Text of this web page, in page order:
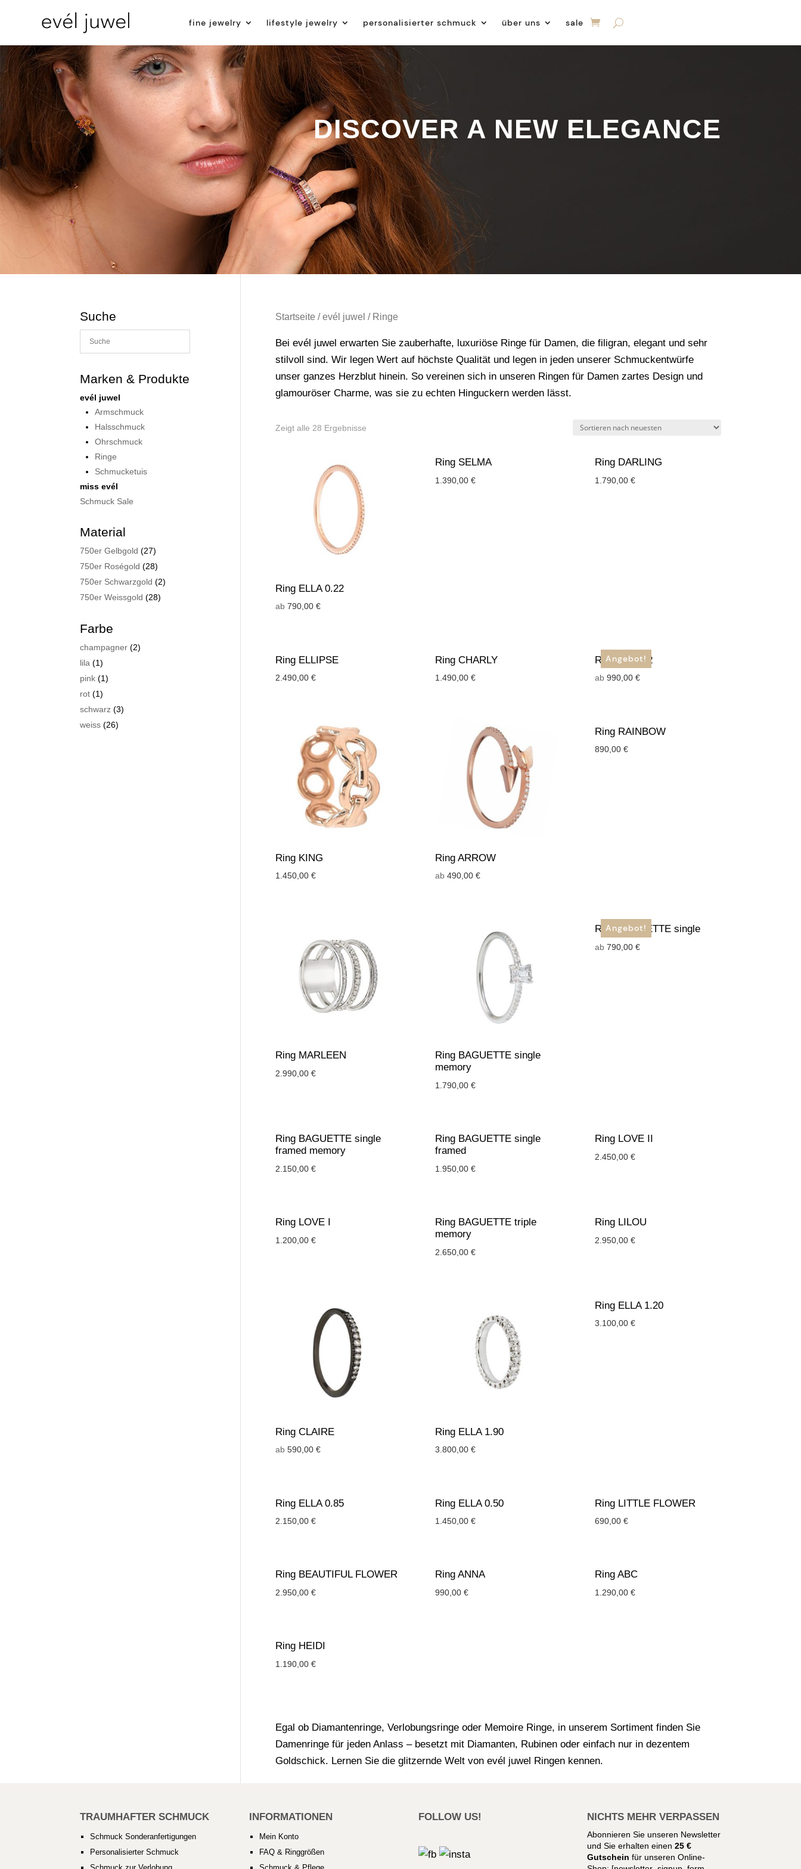
fine jewelry lifestyle jewelry personalisierter schmuck über uns sale
DISCOVER A NEW ELEGANCE
Startseite /evél juwel / Ringe
Bei evél juwel erwarten Sie zauberhafte, luxuriöse Ringe für Damen, die filigran, elegant und sehr
stilvoll sind. Wir legen Wert auf höchste Qualität und legen in jeden unserer Schmuckentwürfe
unser ganzes Herzblut hinein. So vereinen sich in unseren Ringen für Damen zartes Design und
glamouröser Charme, was sie zu echten Hinguckern werden lässt.
Zeigt alle 28 Ergebnisse
Ring ELLA 0.22
ab790,00€
Ring SELMA
1.390,00 €
Ring DARLING
1.790,00 €
Ring ELLIPSE
2.490,00€
Ring CHARLY
1.490,00 €
Angebot!
Ring SILJA 2
ab 990,00 €
Ring KING
1.450,00€
Ring ARROW
ab 490,00 €
Ring RAINBOW
890,00 €
Ring MARLEEN
2.990,00€
Ring BAGUETTE single
memory
1.790,00 €
Angebot!
Ring BAGUETTE single
ab 790,00 €
Ring BAGUETTE single
framed memory
2.150,00€
Ring BAGUETTE single
framed
1.950,00 €
Ring LOVE II
2.450,00 €
Ring LOVE I
1.200,00€
Ring BAGUETTE triple
memory
2.650,00 €
Ring LILOU
2.950,00 €
Ring CLAIRE
ab590,00€
Ring ELLA 1.90
3.800,00 €
Ring ELLA 1.20
3.100,00 €
Ring ELLA 0.85
2.150,00€
Ring ELLA 0.50
1.450,00 €
Ring LITTLE FLOWER
690,00 €
Ring BEAUTIFUL FLOWER
2.950,00€
Ring ANNA
990,00 €
Ring ABC
1.290,00 €
Ring HEIDI
1.190,00€
Egal ob Diamantenringe, Verlobungsringe oder Memoire Ringe, in unserem Sortiment finden Sie
Damenringe für jeden Anlass – besetzt mit Diamanten, Rubinen oder einfach nur in dezentem
Goldschick. Lernen Sie die glitzernde Welt von evél juwel Ringen kennen.
Suche
Marken & Produkte
evél juwel
Armschmuck
Halsschmuck
Ohrschmuck
Ringe
Schmucketuis
miss evél
Schmuck Sale
Material
750er Gelbgold (27)
750er Roségold (28)
750er Schwarzgold (2)
750er Weissgold (28)
Farbe
champagner (2)
lila (1)
pink (1)
rot (1)
schwarz (3)
weiss (26)
TRAUMHAFTER SCHMUCK
Schmuck Sonderanfertigungen
Personalisierter Schmuck
INFORMATIONEN
Mein Konto
FAQ & Ringgrößen
FOLLOW US! NICHTS MEHR VERPASSEN
Abonnieren Sie unseren Newsletter
und Sie erhalten einen25 €
Gutschein für unseren Online-